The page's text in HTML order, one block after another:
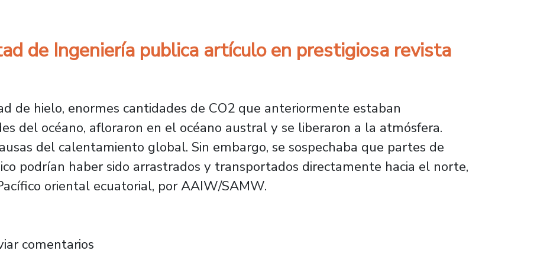
de Ingeniería publica artículo en prestigiosa revista
de hielo, enormes cantidades de CO2 que anteriormente estaban
del océano, afloraron en el océano australy se liberaron a la atmósfera.
del calentamiento global. Sin embargo, se sospechaba que partes de
podrían haber sido arrastrados y transportados directamente hacia el norte,
oriental ecuatorial, por AAIW/SAMW.
Facultad de Ingeniería publica artículo en prestigiosa revista científica Nature
comentarios